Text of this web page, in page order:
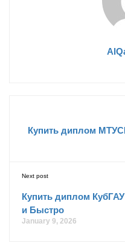
Купить диплом
Next post
Купить диплом
и Быстро
January 9, 2026